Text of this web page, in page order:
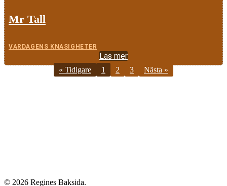
Mr Tall
VARDAGENS KNASIGHETER
Läs mer
« Tidigare 1 2 3 Nästa »
© 2026 Regines Baksida.